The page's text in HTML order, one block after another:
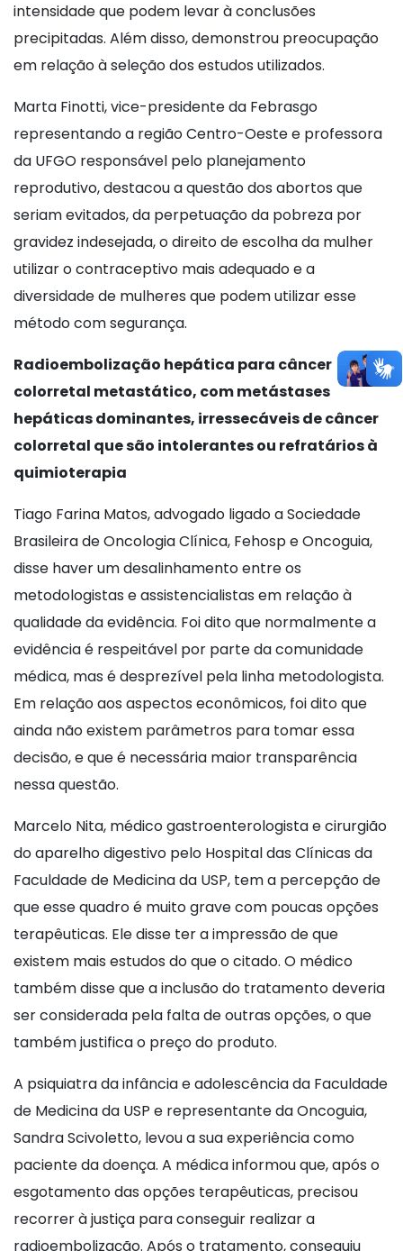
intensidade que podem levar à conclusões
precipitadas. Além disso, demonstrou preocupação
em relação à seleção dos estudos utilizados.
Marta Finotti, vice-presidente da Febrasgo
representando a região Centro-Oeste e professora
da UFGO responsável pelo planejamento
reprodutivo, destacou a questão dos abortos que
seriam evitados, da perpetuação da pobreza por
gravidez indesejada, o direito de escolha da mulher
utilizar o contraceptivo mais adequado e a
diversidade de mulheres que podem utilizar esse
método com segurança.
Radioembolização hepática para câncer
colorretal metastático, com metástases
hepáticas dominantes, irressecáveis de câncer
colorretal que são intolerantes ou refratários à
quimioterapia
Tiago Farina Matos, advogado ligado a Sociedade
Brasileira de Oncologia Clínica, Fehosp e Oncoguia,
disse haver um desalinhamento entre os
metodologistas e assistencialistas em relação à
qualidade da evidência. Foi dito que normalmente a
evidência é respeitável por parte da comunidade
médica, mas é desprezível pela linha metodologista.
Em relação aos aspectos econômicos, foi dito que
ainda não existem parâmetros para tomar essa
decisão, e que é necessária maior transparência
nessa questão.
Marcelo Nita, médico gastroenterologista e cirurgião
do aparelho digestivo pelo Hospital das Clínicas da
Faculdade de Medicina da USP, tem a percepção de
que esse quadro é muito grave com poucas opções
terapêuticas. Ele disse ter a impressão de que
existem mais estudos do que o citado. O médico
também disse que a inclusão do tratamento deveria
ser considerada pela falta de outras opções, o que
também justifica o preço do produto.
A psiquiatra da infância e adolescência da Faculdade
de Medicina da USP e representante da Oncoguia,
Sandra Scivoletto, levou a sua experiência como
paciente da doença. A médica informou que, após o
esgotamento das opções terapêuticas, precisou
recorrer à justiça para conseguir realizar a
radioembolização. Após o tratamento, conseguiu